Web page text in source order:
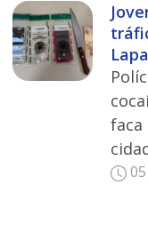
Lapa
faca